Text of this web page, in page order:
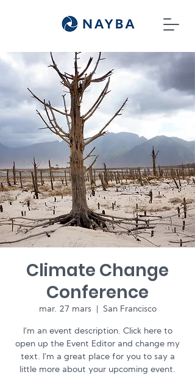
Climate Change
Conference
mar. 27 mars
  |
San Francisco
I’m an event description. Click here to
open up the Event Editor and change my
text. I’m a great place for you to say a
little more about your upcoming event.